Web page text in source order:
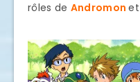
rôles de Andromonet